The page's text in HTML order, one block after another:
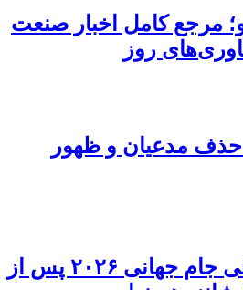
مرجع کامل اخبار صنعت
روز
جهانی ۲۰۲۶؛ حذف مدعیان و ظهور
نمودار مرحله حذفی جام جهانی ۲۰۲۶ پس از